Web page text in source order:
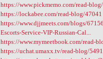
https://www.pickmemo.com/read-
https://lockabee.com/read-blog/47041
https://www.djjmeets.com/blogs/
Escorts-Service-VIP-Russian-Cal...
https://www.mymeetbook.com/read-
https://uchat.umaxx.tv/read-blog/